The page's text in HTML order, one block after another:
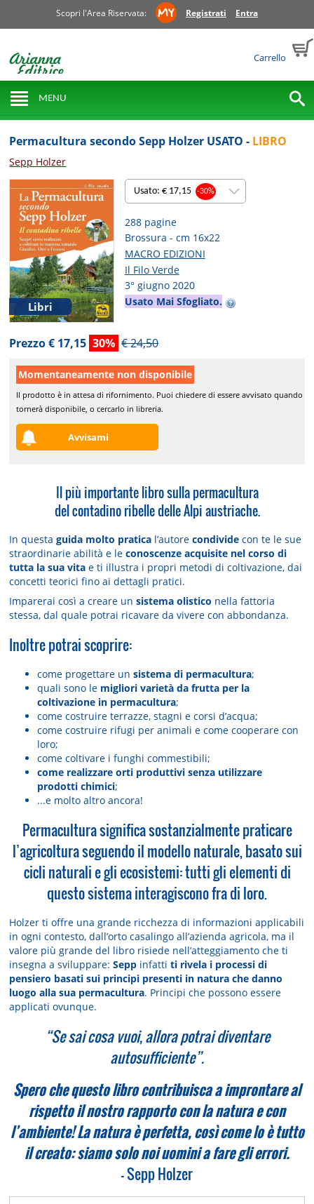
Scopri l'Area Riservata: Registrati Entra
Carrello
MENU
Permacultura secondo Sepp Holzer USATO - LIBRO
Sepp Holzer
Libri
Usato: € 17,15-30%
288 pagine
Brossura - cm 16x22
MACRO EDIZIONI
Il Filo Verde
3° giugno 2020
Usato Mai Sfogliato.
Prezzo € 17,15 30% € 24,50
Momentaneamente non disponibile
Il prodotto è in attesa di rifornimento. Puoi chiedere di essere avvisato quando
tornerà disponibile, o cercarlo in libreria.
Avvisami
Il più importante libro sulla permacultura
del contadino ribelle delle Alpi austriache.
In questaguida molto pratica l’autorecondivide con te le sue
straordinarie abilità e leconoscenze acquisite nel corso di
tutta la sua vita e ti illustra i propri metodi di coltivazione, dai
concetti teorici fino ai dettagli pratici.
Imparerai così a creare unsistema olistico nella fattoria
stessa, dal quale potrai ricavare da vivere con abbondanza.
Inoltre potrai scoprire:
come progettare unsistema di permacultura;
quali sono le migliori varietà da frutta per la
coltivazione in permacultura;
come costruire terrazze, stagni e corsi d’acqua;
come costruire rifugi per animali e come cooperare con
loro;
come coltivare i funghi commestibili;
come realizzare orti produttivi senza utilizzare
prodotti chimici;
...e molto altro ancora!
Permacultura significa sostanzialmente praticare
l’agricoltura seguendo il modello naturale, basato sui
cicli naturali e gli ecosistemi: tutti gli elementi di
questo sistema interagiscono fra di loro.
Holzer ti offre una grande ricchezza di informazioni applicabili
in ogni contesto, dall’orto casalingo all’azienda agricola, ma il
valore più grande del libro risiede nell’atteggiamento che ti
insegna a sviluppare:Sepp infattiti rivela i processi di
pensiero basati sui principi presenti in natura che danno
luogo alla sua permacultura. Principi che possono essere
applicati ovunque.
“Se sai cosa vuoi, allora potrai diventare
autosufficiente”.
Spero che questo libro contribuisca a improntare al
rispetto il nostro rapporto con la natura e con
l’ambiente! La natura è perfetta, così come lo è tutto
il creato: siamo solo noi uomini a fare gli errori.
- Sepp Holzer